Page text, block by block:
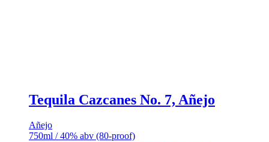
Tequila Cazcanes No. 7, Añejo
Añejo
750ml / 40% abv (80-proof)